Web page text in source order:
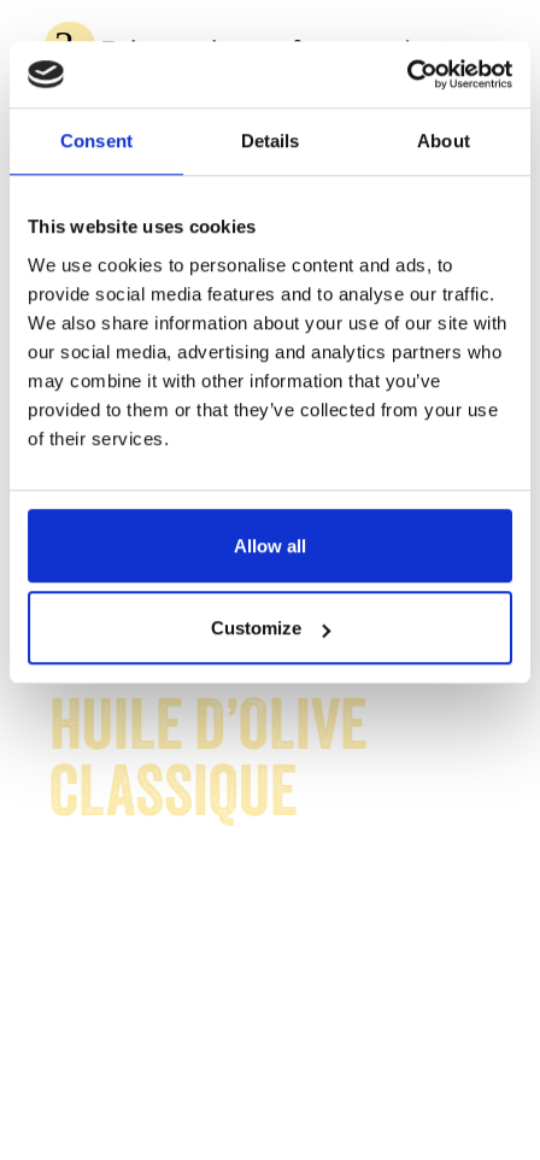
Consent Details About
This website uses cookies
We use cookies to personalise content and ads, to
provide social media features and to analyse our traffic.
We also share information about your use of our site with
our social media, advertising and analytics partners who
may combine it with other information that you’ve
provided to them or that they’ve collected from your use
of their services.
Allow all
Customize
Faites cuire au four pendant
35-40 minutes ou jusqu'à ce
que les légumes soient
légèrement grillés.
CUISINER AVEC:
HUILE D’OLIVE
CLASSIQUE